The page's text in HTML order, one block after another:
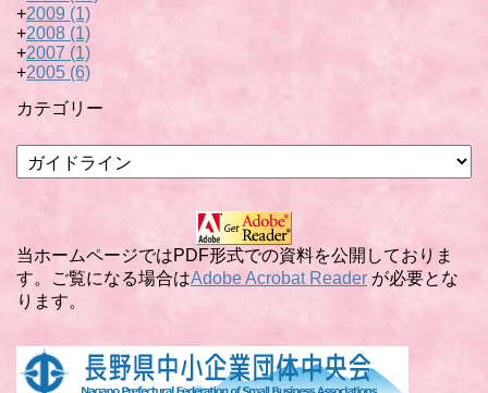
+2009 (1)
+2008 (1)
+2007 (1)
+2005 (6)
カテゴリー
テ
ー
当ホームページではPDF形式での資料を公開しておりま
す。ご覧になる場合はAdobe Acrobat Reader が必要とな
ります。